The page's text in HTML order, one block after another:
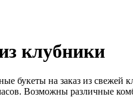
клубники
на заказ из свежей
Возможны различные